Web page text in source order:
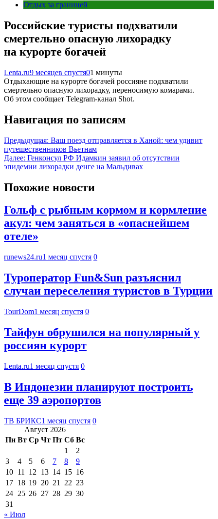
Отдых за границей
Российские туристы подхватили
смертельно опасную лихорадку
на курорте богачей
Lenta.ru9 месяцев спустя01 минуты
Отдыхающие на курорте богачей россияне подхватили
смертельно опасную лихорадку, переносимую комарами.
Об этом сообщает Telegram-канал Shot.
Навигация по записям
Предыдущая: Ваш поезд отправляется в Ханой: чем удивит
путешественников Вьетнам
Далее: Генконсул РФ Идамкин заявил об отсутствии
эпидемии лихорадки денге на Мальдивах
Похожие новости
Гольф с рыбным кормом и кормление
акул: чем заняться в «опаснейшем
отеле»
runews24.ru1 месяц спустя 0
Туроператор Fun&Sun разъяснил
случаи переселения туристов в Турции
TourDom1 месяц спустя 0
Тайфун обрушился на популярный у
россиян курорт
Lenta.ru1 месяц спустя 0
В Индонезии планируют построить
еще 39 аэропортов
ТВ БРИКС1 месяц спустя 0
Август 2026
Пн Вт Ср Чт Пт Сб Вс
1
2
3
4 5 6 7 8
9
10 11 12 13 14 15 16
17 18 19 20 21 22 23
24 25 26 27 28 29 30
31
« Июл